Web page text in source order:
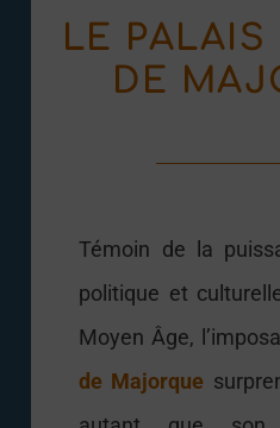
LE PALAIS
DE
Témoin de la
politique et
Moyen Âge,
de Majorque